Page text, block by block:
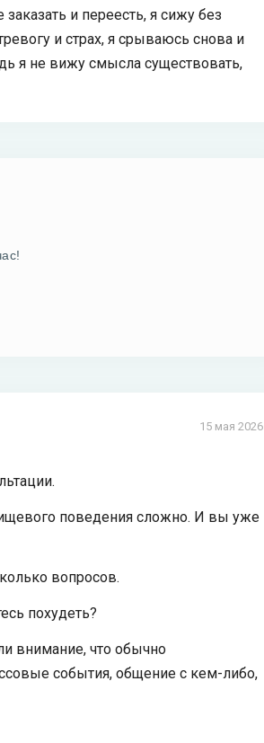
и переесть, я сижу без
и страх, я срываюсь снова и
я не вижу смысла существовать,
15 мая 2026
поведения сложно. И вы уже
вопросов.
похудеть?
внимание, что обычно
события, общение с кем-либо,